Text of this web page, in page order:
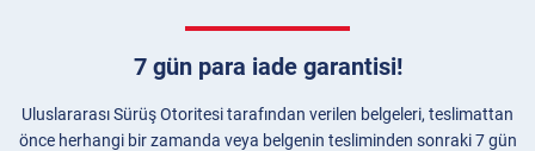
7 gün para iade garantisi!
Uluslararası Sürüş Otoritesi tarafından verilen belgeleri, teslimattan
önce herhangi bir zamanda veya belgenin tesliminden sonraki 7 gün